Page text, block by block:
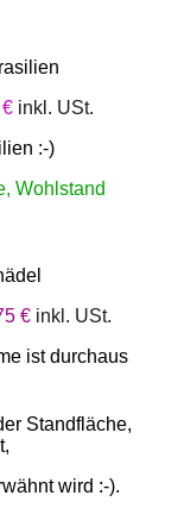
inkl. USt.
:-)
Wohlstand
€ inkl. USt.
ist durchaus
Standfläche,
wird :-).